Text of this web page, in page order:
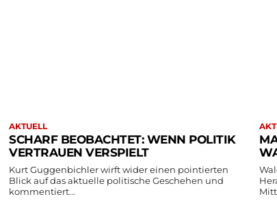
AKTUELL
SCHARF BEOBACHTET: WENN POLITIK
VERTRAUEN VERSPIELT
Kurt Guggenbichler wirft wider einen pointierten
Blick auf das aktuelle politische Geschehen und
kommentiert...